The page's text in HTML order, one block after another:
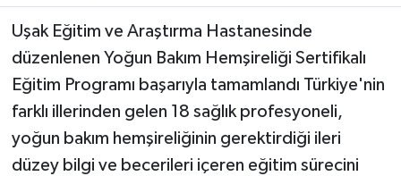
Uşak Eğitim ve Araştırma Hastanesinde
düzenlenen Yoğun Bakım Hemşireliği Sertifikalı
Eğitim Programı başarıyla tamamlandı Türkiye'nin
farklı illerinden gelen 18 sağlık profesyoneli,
yoğun bakım hemşireliğinin gerektirdiği ileri
düzey bilgi ve becerileri içeren eğitim sürecini